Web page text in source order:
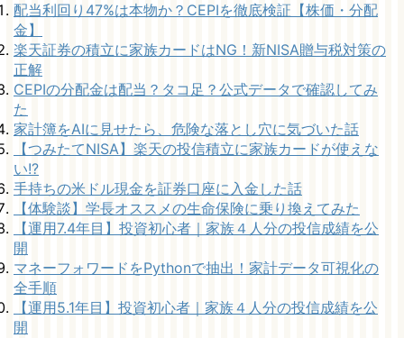
配当利回り47%は本物か？CEPIを徹底検証【株価・分配
金】
楽天証券の積立に家族カードはNG！新NISA贈与税対策の
正解
CEPIの分配金は配当？タコ足？公式データで確認してみ
た
家計簿をAIに見せたら、危険な落とし穴に気づいた話
【つみたてNISA】楽天の投信積立に家族カードが使えな
い!?
手持ちの米ドル現金を証券口座に入金した話
【体験談】学長オススメの生命保険に乗り換えてみた
【運用7.4年目】投資初心者｜家族４人分の投信成績を公
開
マネーフォワードをPythonで抽出！家計データ可視化の
全手順
【運用5.1年目】投資初心者｜家族４人分の投信成績を公
開